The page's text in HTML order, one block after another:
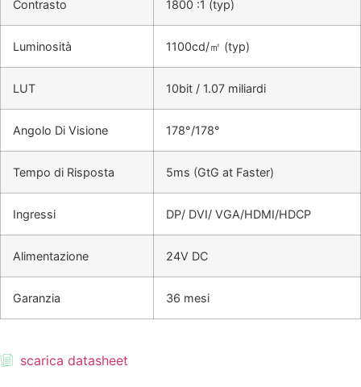
Contrasto 1800 :1 (typ)
Luminosità 1100cd/㎡ (typ)
LUT 10bit / 1.07 miliardi
Angolo Di Visione 178°/178°
Tempo di Risposta 5ms (GtG at Faster)
Ingressi DP/ DVI/ VGA/HDMI/HDCP
Alimentazione 24V DC
Garanzia 36 mesi
scarica datasheet